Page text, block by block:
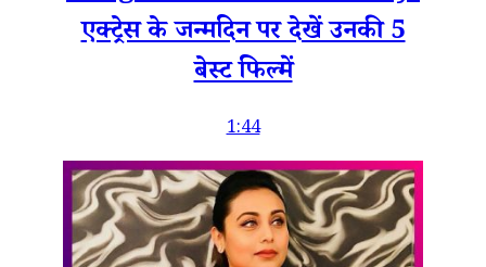
एक्ट्रेस के जन्मदिन पर देखें उनकी 5
बेस्ट फिल्में
1:44